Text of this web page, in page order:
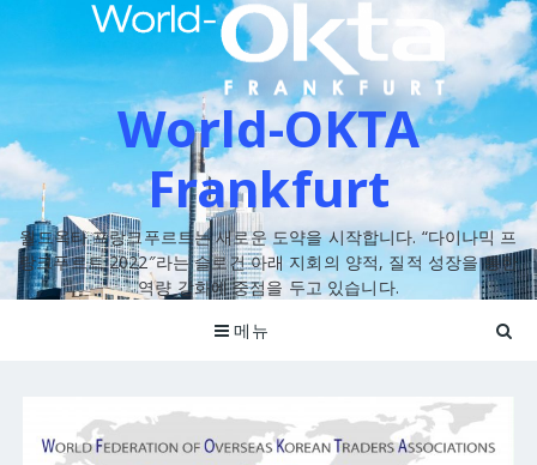
츠
로
로
기
World-OKTA
Frankfurt
월드옥타 프랑크푸르트는 새로운 도약을 시작합니다. “다이나믹 프
랑크푸르트 2022″라는 슬로건 아래 지회의 양적, 질적 성장을 통한
역량 강화에 중점을 두고 있습니다.
메뉴